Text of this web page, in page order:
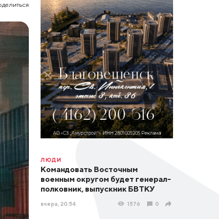
ЛЮДИ
Командовать Восточным
военным округом будет генерал-
полковник, выпускник БВТКУ
вчера, 20:54 1576 0